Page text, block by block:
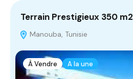
Terrain Prestigieux 350 m2
‫‪Manouba, Tunisie
À Vendre A la une